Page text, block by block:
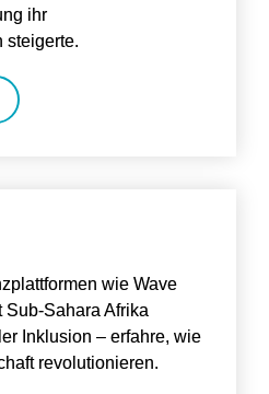
ihr
steigerte.
wie Wave
Sub-Sahara Afrika
Inklusion – erfahre, wie
revolutionieren.